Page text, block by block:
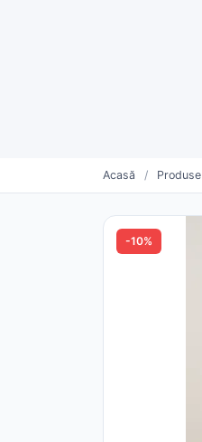
Acasă / Produse
-10%